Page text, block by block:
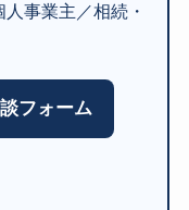
事業主／相続・
フォーム